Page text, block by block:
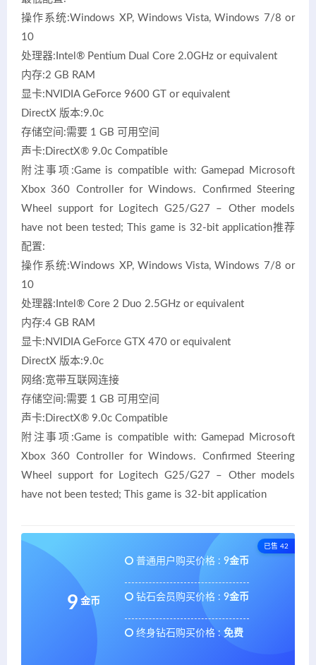
操作系统:Windows XP, Windows Vista, Windows 7/8 or
10
处理器:Intel® Pentium Dual Core 2.0GHz or equivalent
内存:2 GB RAM
显卡:NVIDIA GeForce 9600 GT or equivalent
DirectX 版本:9.0c
存储空间:需要 1 GB 可用空间
声卡:DirectX® 9.0c Compatible
附注事项:Game is compatible with: Gamepad Microsoft
Xbox 360 Controller for Windows. Confirmed Steering
Wheel support for Logitech G25/G27 – Other models
have not been tested; This game is 32-bit application推荐
配置:
操作系统:Windows XP, Windows Vista, Windows 7/8 or
10
处理器:Intel® Core 2 Duo 2.5GHz or equivalent
内存:4 GB RAM
显卡:NVIDIA GeForce GTX 470 or equivalent
DirectX 版本:9.0c
网络:宽带互联网连接
存储空间:需要 1 GB 可用空间
声卡:DirectX® 9.0c Compatible
附注事项:Game is compatible with: Gamepad Microsoft
Xbox 360 Controller for Windows. Confirmed Steering
Wheel support for Logitech G25/G27 – Other models
have not been tested; This game is 32-bit application
已售 42
9 金币
普通用户购买价格 : 9金币
钻石会员购买价格 : 9金币
终身钻石购买价格 : 免费